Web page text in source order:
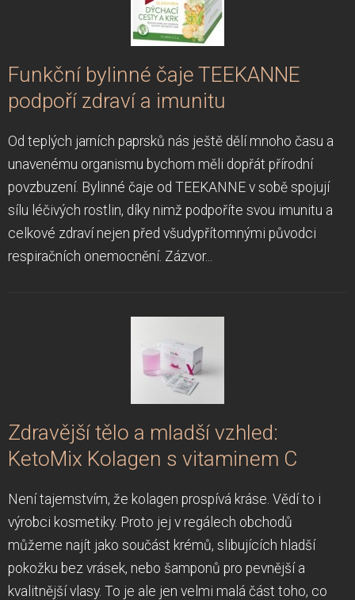
Funkční bylinné čaje TEEKANNE
podpoří zdraví a imunitu
Od teplých jarních paprsků nás ještě dělí mnoho času a
unavenému organismu bychom měli dopřát přírodní
povzbuzení. Bylinné čaje od TEEKANNE v sobě spojují
sílu léčivých rostlin, díky nimž podpoříte svou imunitu a
celkové zdraví nejen před všudypřítomnými původci
respiračních onemocnění. Zázvor...
Zdravější tělo a mladší vzhled:
KetoMix Kolagen s vitaminem C
Není tajemstvím, že kolagen prospívá kráse. Vědí to i
výrobci kosmetiky. Proto jej v regálech obchodů
můžeme najít jako součást krémů, slibujících hladší
pokožku bez vrásek, nebo šamponů pro pevnější a
kvalitnější vlasy. To je ale jen velmi malá část toho, co